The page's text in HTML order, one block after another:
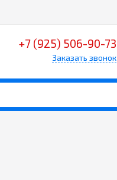
+7 (925) 506-90-73
Заказать звонок